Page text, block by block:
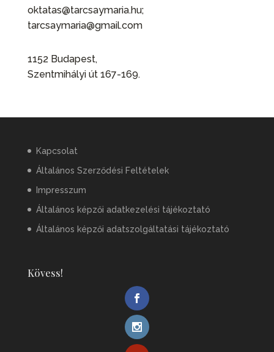
oktatas@tarcsaymaria.hu;
tarcsaymaria@gmail.com
1152 Budapest,
Szentmihályi út 167-169.
Kapcsolat
Általános Szerződési Feltételek
Impresszum
Általános képzői adatkezelési tájékoztató
Általános képzői adatszolgáltatási tájékoztató
Kövess!